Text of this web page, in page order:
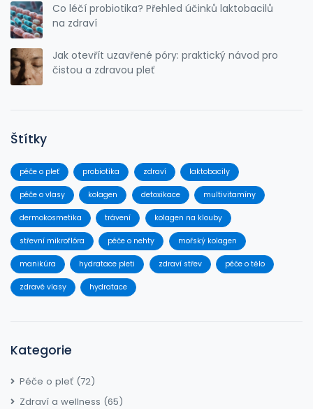
Co léčí probiotika? Přehled účinků laktobacilů
na zdraví
Jak otevřít uzavřené póry: praktický návod pro
čistou a zdravou pleť
Štítky
péče o pleť probiotika zdraví laktobacily
péče o vlasy kolagen detoxikace multivitamíny
dermokosmetika trávení kolagen na klouby
střevní mikroflóra péče o nehty mořský kolagen
manikúra hydratace pleti zdraví střev péče o tělo
zdravé vlasy hydratace
Kategorie
Péče o pleť (72)
Zdraví a wellness (65)